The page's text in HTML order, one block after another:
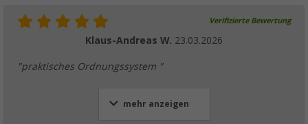
Verifizierte Bewertung
Klaus-Andreas W. 23.03.2026
"praktisches Ordnungssystem "
mehr anzeigen